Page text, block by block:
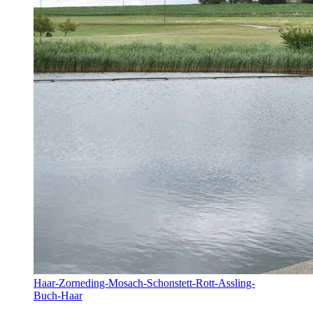
Haar-Zorneding-Mosach-Schonstett-Rott-Assling-
Buch-Haar